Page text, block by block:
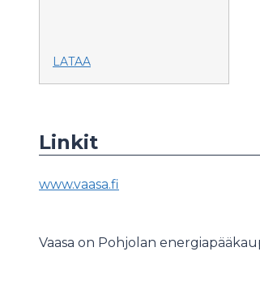
LATAA
Linkit
www.vaasa.fi
Vaasa on Pohjolan